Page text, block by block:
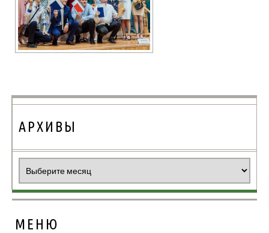
АРХИВЫ
МЕНЮ